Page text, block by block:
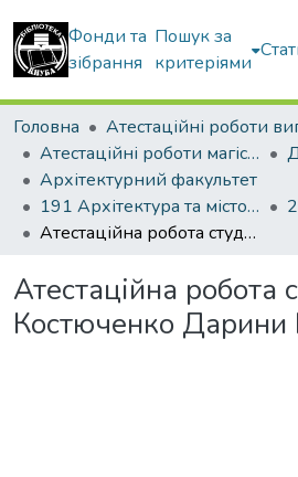
Фонди та
зібрання
Пошук за
критеріями
Головна
Атестаційні роботи магістрів
Архітектурний факультет
191 Архітектура та містобудування. Дизайн архітектурного середовища
Атестаційна робота студентки Костюченко Дарини Геннадіївни
Атестаційна робота
Костюченко Дарини